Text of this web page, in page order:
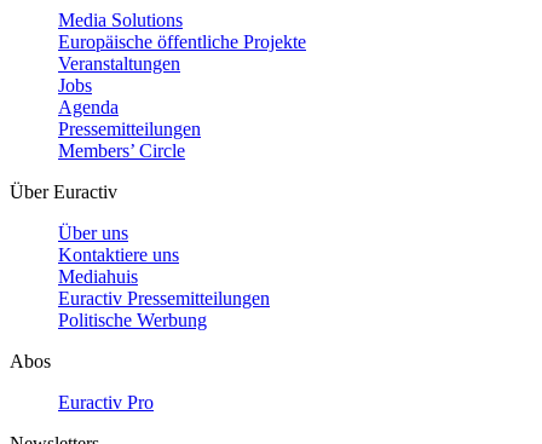
Media Solutions
Europäische öffentliche Projekte
Veranstaltungen
Jobs
Agenda
Pressemitteilungen
Members’ Circle
Über Euractiv
Über uns
Kontaktiere uns
Mediahuis
Euractiv Pressemitteilungen
Politische Werbung
Abos
Euractiv Pro